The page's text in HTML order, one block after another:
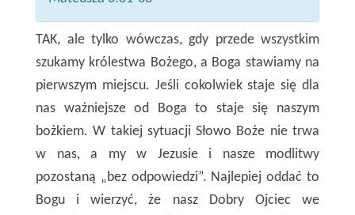
TAK, ale tylko wówczas, gdy przede wszystkim
szukamy królestwa Bożego, a Boga stawiamy na
pierwszym miejscu. Jeśli cokolwiek staje się dla
nas ważniejsze od Boga to staje się naszym
bożkiem. W takiej sytuacji Słowo Boże nie trwa
w nas, a my w Jezusie i nasze modlitwy
pozostaną „bez odpowiedzi”. Najlepiej oddać to
Bogu i wierzyć, że nasz Dobry Ojciec we